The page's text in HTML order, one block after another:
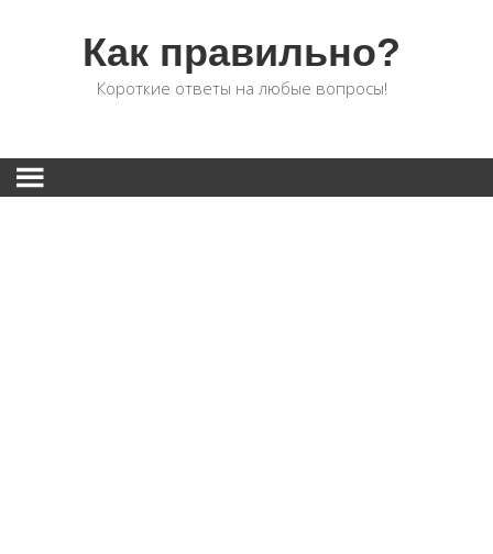
Как правильно?
Короткие ответы на любые вопросы!